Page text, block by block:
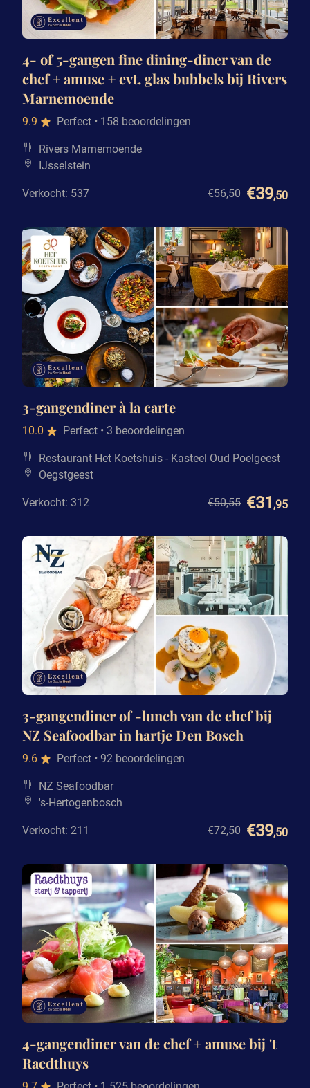
4- of 5-gangen fine dining-diner van de
chef + amuse + evt. glas bubbels bij Rivers
Marnemoende
9.9 Perfect • 158 beoordelingen
Rivers Marnemoende
IJsselstein
Verkocht: 537 €56,50 €39,50
3-gangendiner à la carte
10.0 Perfect • 3 beoordelingen
Restaurant Het Koetshuis - Kasteel Oud Poelgeest
Oegstgeest
Verkocht: 312 €50,55 €31 ,95
3-gangendiner of -lunch van de chef bij
NZ Seafoodbar in hartje Den Bosch
9.6 Perfect • 92 beoordelingen
NZ Seafoodbar
's-Hertogenbosch
Verkocht: 211 €72,50 €39,50
4-gangendiner van de chef + amuse bij 't
Raedthuys